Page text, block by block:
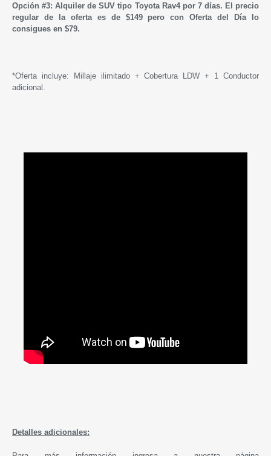
Opción #3:Alquiler deSUV tipo Toyota Rav4 por 7 días. El precio
regular de la oferta es de $149 pero con Oferta del Día lo
consigues en $79.
*Oferta incluye: Millaje ilimitado + Cobertura LDW + 1 Conductor
adicional.
Detalles adicionales: